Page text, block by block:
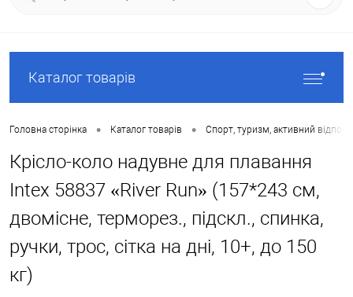
Каталог товарів
Головна сторінка • Каталог товарів • Спорт, туризм, активний
Крісло-коло надувне для плавання
Intex 58837 «River Run» (157*243 см,
двомісне, терморез., підскл., спинка,
ручки, трос, сітка на дні, 10+, до 150
кг)